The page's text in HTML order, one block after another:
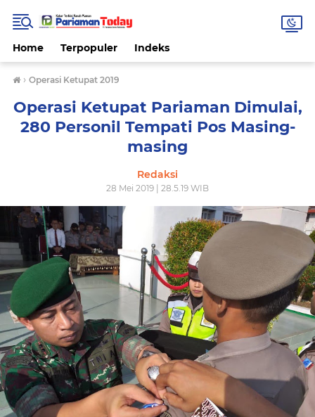
Home Terpopuler Indeks
› Operasi Ketupat 2019
Operasi Ketupat Pariaman Dimulai,
280 Personil Tempati Pos Masing-
masing
Redaksi
28 Mei 2019 | 28.5.19 WIB